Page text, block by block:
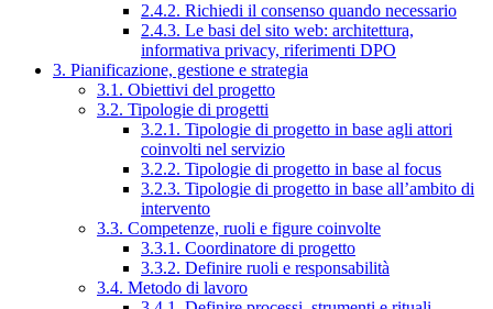
2.4.2. Richiedi il consenso quando necessario
2.4.3. Le basi del sito web: architettura,
informativa privacy, riferimenti DPO
3. Pianificazione, gestione e strategia
3.1. Obiettivi del progetto
3.2. Tipologie di progetti
3.2.1. Tipologie di progetto in base agli attori
coinvolti nel servizio
3.2.2. Tipologie di progetto in base al focus
3.2.3. Tipologie di progetto in base all’ambito di
intervento
3.3. Competenze, ruoli e figure coinvolte
3.3.1. Coordinatore di progetto
3.3.2. Definire ruoli e responsabilità
3.4. Metodo di lavoro